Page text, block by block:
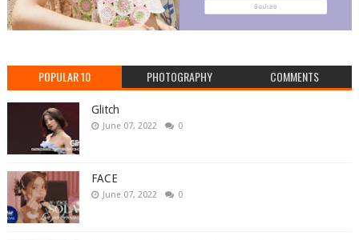
POPULAR 10 PHOTOGRAPHY COMMENTS
Glitch
June 07, 2022 0
FACE
June 07, 2022 0